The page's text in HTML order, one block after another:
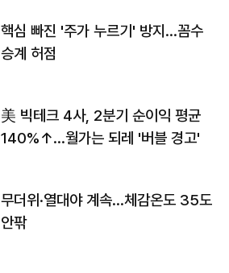
핵심 빠진 '주가 누르기' 방지…꼼수
승계 허점
美 빅테크 4사, 2분기 순이익 평균
140%↑…월가는 되레 '버블 경고'
무더위·열대야 계속…체감온도 35도
안팎